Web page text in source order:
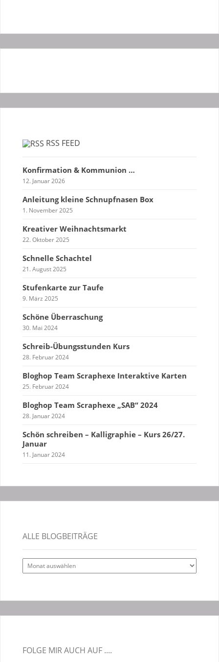
RSS FEED
Konfirmation & Kommunion …
12. Januar 2026
Anleitung kleine Schnupfnasen Box
1. November 2025
Kreativer Weihnachtsmarkt
22. Oktober 2025
Schnelle Schachtel
21. August 2025
Stufenkarte zur Taufe
9. März 2025
Schöne Überraschung
30. Mai 2024
Schreib-Übungsstunden Kurs
28. Februar 2024
Bloghop Team Scraphexe Interaktive Karten
25. Februar 2024
Bloghop Team Scraphexe „SAB“ 2024
28. Januar 2024
Schön schreiben – Kalligraphie – Kurs 26/27.
Januar
11. Januar 2024
ALLE BLOGBEITRÄGE
Alle
Blogbeiträge
FOLGE MIR AUCH AUF ....